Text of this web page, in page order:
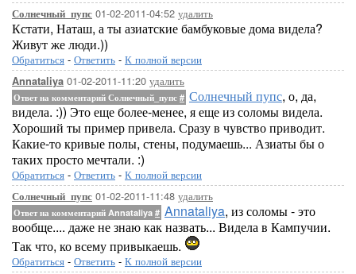
Солнечный_пупс 01-02-2011-04:52 удалить
Кстати, Наташ, а ты азиатские бамбуковые дома видела?
Живут же люди.))
Обратиться - Ответить - К полной версии
Annataliya 01-02-2011-11:20 удалить
Ответ на комментарий Солнечный_пупс # Солнечный пупс, о, да,
видела. :)) Это еще более-менее, я еще из соломы видела.
Хороший ты пример привела. Сразу в чувство приводит.
Какие-то кривые полы, стены, подумаешь... Азиаты бы о
таких просто мечтали. :)
Обратиться - Ответить - К полной версии
Солнечный_пупс 01-02-2011-11:48 удалить
Ответ на комментарий Annataliya # Annataliya, из соломы - это
вообще.... даже не знаю как назвать... Видела в Кампучии.
Так что, ко всему привыкаешь.
Обратиться - Ответить - К полной версии